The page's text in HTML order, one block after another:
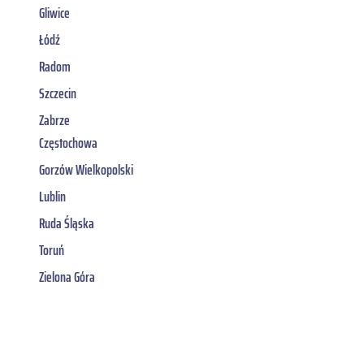
Gliwice
Łódź
Radom
Szczecin
Zabrze
Częstochowa
Gorzów Wielkopolski
Lublin
Ruda Śląska
Toruń
Zielona Góra